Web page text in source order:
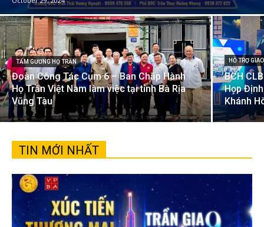
TẤM GƯƠNG HỌ TRẦN
Đoàn Công Tác Cụm 6 – Ban Chấp Hành
Họ Trần Việt Nam làm việc tại tỉnh Bà Rịa
Vũng Tàu
HỖ TRỢ
BCH
Họp
Khánh
TIN MỚI NHẤT